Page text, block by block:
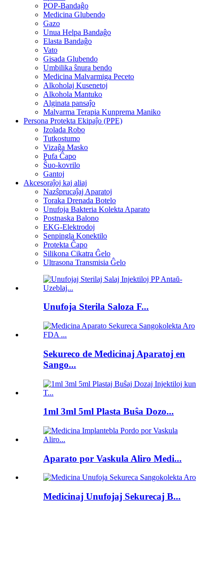
POP-Bandaĝo
Medicina Glubendo
Gazo
Unua Helpa Bandaĝo
Elasta Bandaĝo
Vato
Gisada Glubendo
Umbilika ŝnura bendo
Medicina Malvarmiga Peceto
Alkoholaj Kusenetoj
Alkohola Mantuko
Alginata pansaĵo
Malvarma Terapia Kunprema Maniko
Persona Protekta Ekipaĵo (PPE)
Izolada Robo
Tutkostumo
Vizaĝa Masko
Pufa Ĉapo
Ŝuo-kovrilo
Gantoj
Akcesoraĵoj kaj aliaj
Nazŝprucaĵaj Aparatoj
Toraka Drenada Botelo
Unufoja Bakteria Kolekta Aparato
Postnaska Balono
EKG-Elektrodoj
Senpingla Konektilo
Protekta Ĉapo
Silikona Cikatra Ĝelo
Ultrasona Transmisia Ĝelo
Unufoja Sterila Saloza F...
Sekureco de Medicinaj Aparatoj en
Sango...
1ml 3ml 5ml Plasta Buŝa Dozo...
Aparato por Vaskula Aliro Medi...
Medicinaj Unufojaj Sekurecaj B...